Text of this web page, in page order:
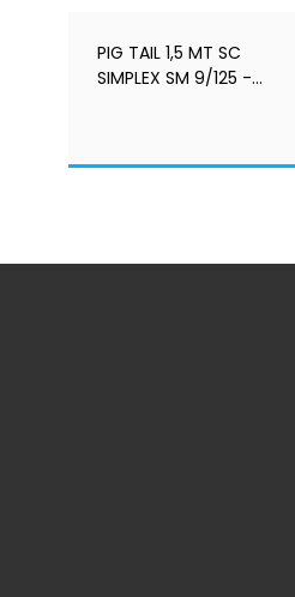
PIG TAIL 1,5 MT SC
SIMPLEX SM 9/125 -